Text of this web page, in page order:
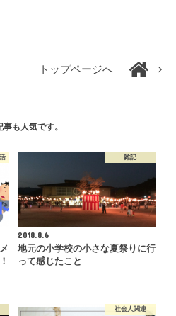
トップページへ
も人気です。
雑記
2018.8.6
地元の小学校の小さな夏祭りに行
って感じたこと
社会人関連